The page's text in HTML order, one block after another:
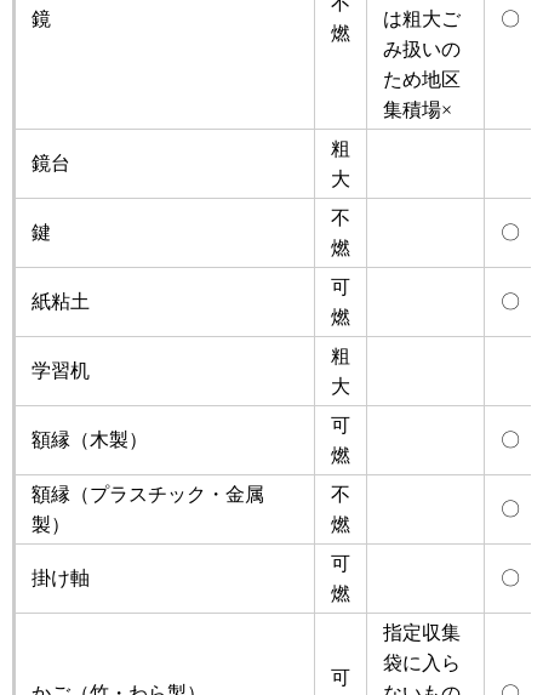
鏡
燃
は粗大ご
み扱いの
ため地区
集積場×
〇
鏡台
粗
大
鍵
不
燃
〇
紙粘土
可
燃
〇
学習机
粗
大
額縁（木製）
可
燃
〇
額縁（プラスチック・金属
製）
不
燃
〇
掛け軸
可
燃
〇
可
指定収集
袋に入ら